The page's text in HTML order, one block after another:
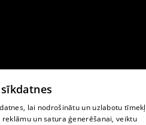
lai nodrošinātu un uzlabotu
un satura ģenerēšanai, veiktu